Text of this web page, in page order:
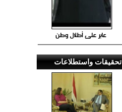
عابر على أطلال وطن
تحقيقات واستطلاعات